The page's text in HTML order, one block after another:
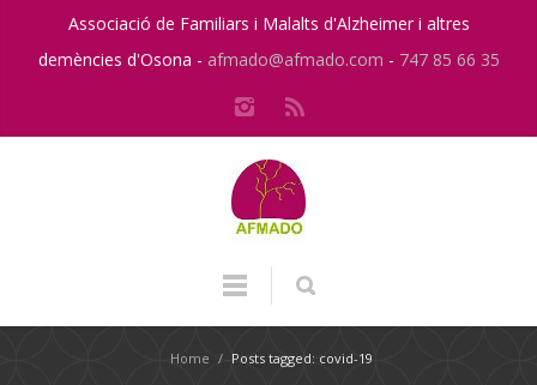
Associació de Familiars i Malalts d'Alzheimer i altres
demències d'Osona - afmado@afmado.com - 747 85 66 35
Home / Posts tagged: covid-19